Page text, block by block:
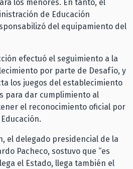
los menores. En tanto, el
de Educación
del equipamiento del
efectuó el seguimiento a la
por parte de Desafío, y
los juegos del establecimiento
para dar cumplimiento al
el reconocimiento oficial por
el delegado presidencial de la
Pacheco, sostuvo que “es
el Estado, llega también el